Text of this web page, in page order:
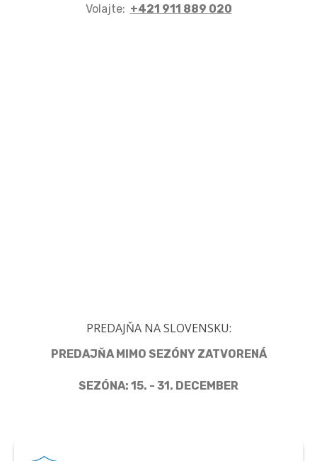
Volajte: +421 911 889 020
PREDAJŇA NA SLOVENSKU:
PREDAJŇA MIMO SEZÓNY ZATVORENÁ
SEZÓNA: 15. - 31. DECEMBER